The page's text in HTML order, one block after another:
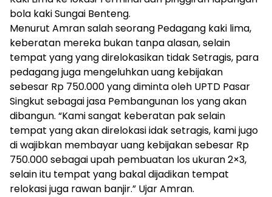
bola kaki Sungai Benteng.
Menurut Amran salah seorang Pedagang kaki lima,
keberatan mereka bukan tanpa alasan, selain
tempat yang yang direlokasikan tidak Setragis, para
pedagang juga mengeluhkan uang kebijakan
sebesar Rp 750.000 yang diminta oleh UPTD Pasar
Singkut sebagai jasa Pembangunan los yang akan
dibangun. “Kami sangat keberatan pak selain
tempat yang akan direlokasi idak setragis, kami jugo
di wajibkan membayar uang kebijakan sebesar Rp
750.000 sebagai upah pembuatan los ukuran 2×3,
selain itu tempat yang bakal dijadikan tempat
relokasi juga rawan banjir.” Ujar Amran.